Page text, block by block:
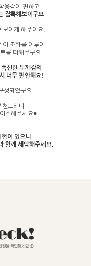
용감이 편하고
잘록해보이구요
이게 해주어요.
조화를 이루어
를 더해주구요
신한 두께감의
너무 편안해요!
성되었구요
천드리니
스해주세요♥
이 있으니
함께 세탁해주세요.